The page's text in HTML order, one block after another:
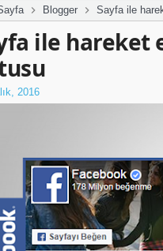
Blogger Sayfa ile
ile hareket
2016